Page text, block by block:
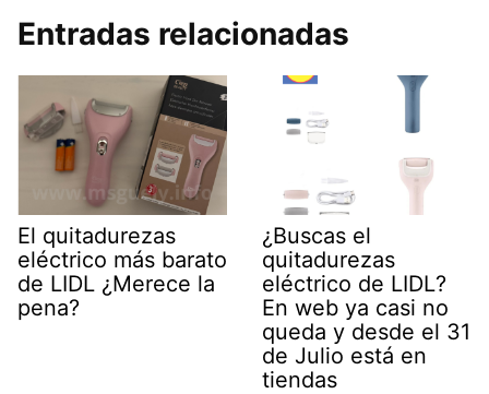
Entradas relacionadas
El quitadurezas
eléctrico más barato
de LIDL ¿Merece la
pena?
¿Buscas el
quitadurezas
eléctrico de LIDL?
En web ya casi no
queda y desde el 31
de Julio está en
tiendas